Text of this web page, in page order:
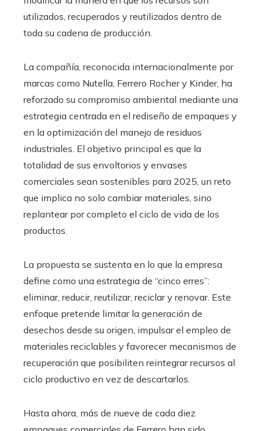
utilizados, recuperados y reutilizados dentro de
toda su cadena de producción.
La compañía, reconocida internacionalmente por
marcas como Nutella, Ferrero Rocher y Kinder, ha
reforzado su compromiso ambiental mediante una
estrategia centrada en el rediseño de empaques y
en la optimización del manejo de residuos
industriales. El objetivo principal es que la
totalidad de sus envoltorios y envases
comerciales sean sostenibles para 2025, un reto
que implica no solo cambiar materiales, sino
replantear por completo el ciclo de vida de los
productos.
La propuesta se sustenta en lo que la empresa
define como una estrategia de “cinco erres”:
eliminar, reducir, reutilizar, reciclar y renovar. Este
enfoque pretende limitar la generación de
desechos desde su origen, impulsar el empleo de
materiales reciclables y favorecer mecanismos de
recuperación que posibiliten reintegrar recursos al
ciclo productivo en vez de descartarlos.
Hasta ahora, más de nueve de cada diez